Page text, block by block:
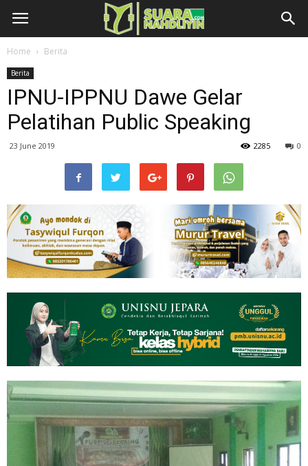
Home Berita
Berita
IPNU-IPPNU Dawe Gelar
Pelatihan Public Speaking
23 June 2019 0
2285